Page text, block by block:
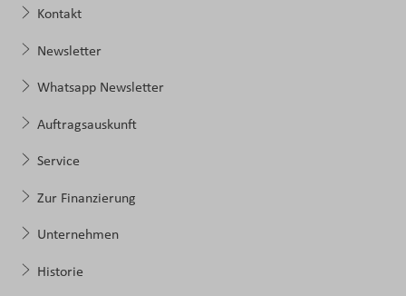
Kontakt
Newsletter
Whatsapp Newsletter
Auftragsauskunft
Service
Zur Finanzierung
Unternehmen
Historie